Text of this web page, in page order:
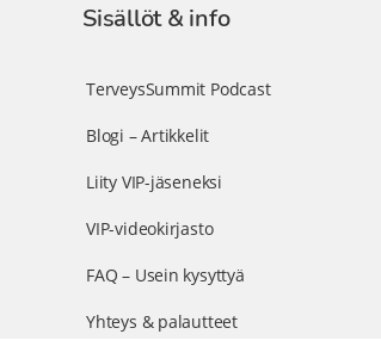
Sisällöt & info
TerveysSummit Podcast
Blogi – Artikkelit
Liity VIP-jäseneksi
VIP-videokirjasto
FAQ – Usein kysyttyä
Yhteys & palautteet